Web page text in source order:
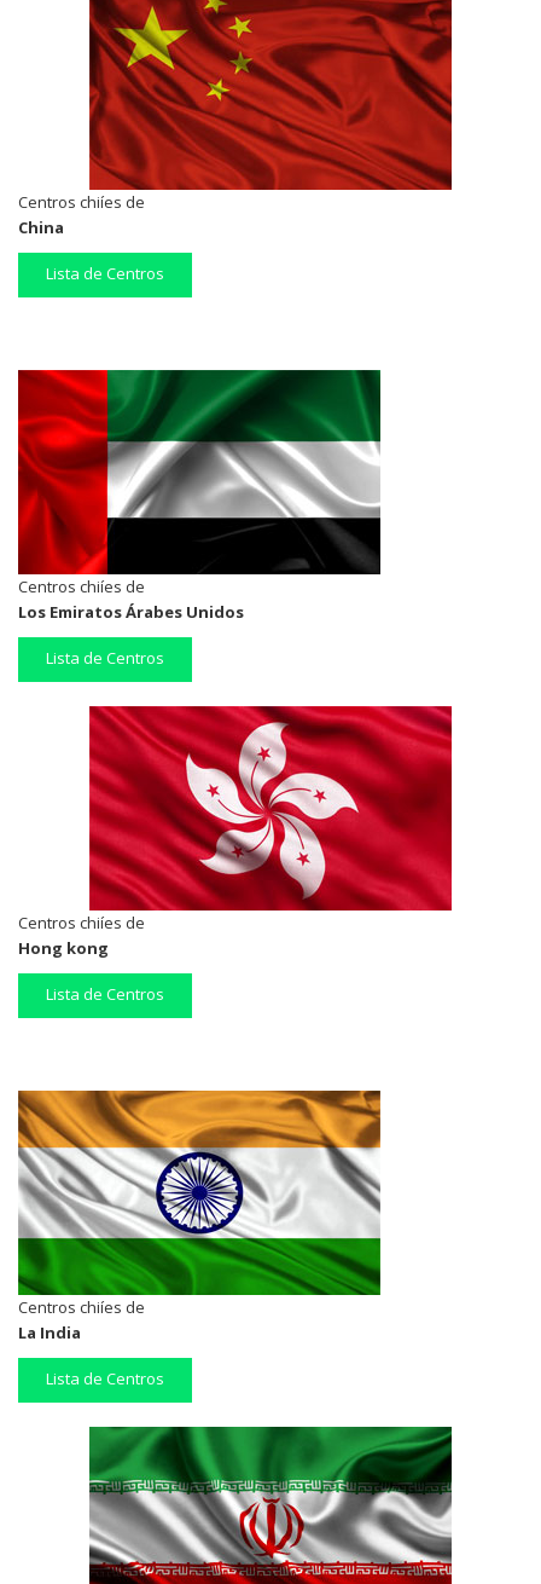
Centros chiíes de
China
Lista de Centros
Centros chiíes de
Los Emiratos Árabes Unidos
Lista de Centros
Centros chiíes de
Hong kong
Lista de Centros
Centros chiíes de
La India
Lista de Centros